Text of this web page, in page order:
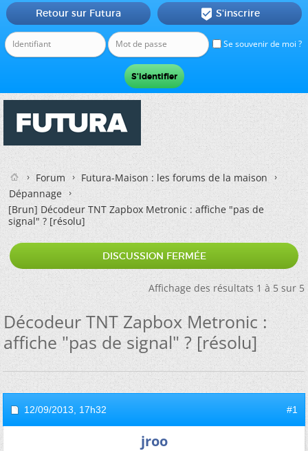
Se souvenir de moi ?
Retour sur Futura  S'inscrire
Forum
Futura-Maison : les forums de la maison
Dépannage
[Brun]Décodeur TNT Zapbox Metronic : affiche "pas de
signal" ? [résolu]
DISCUSSION FERMÉE
Affichage des résultats 1 à 5 sur 5
Décodeur TNT Zapbox Metronic :
affiche "pas de signal" ? [résolu]
12/09/2013, 17h32 #1
jroo